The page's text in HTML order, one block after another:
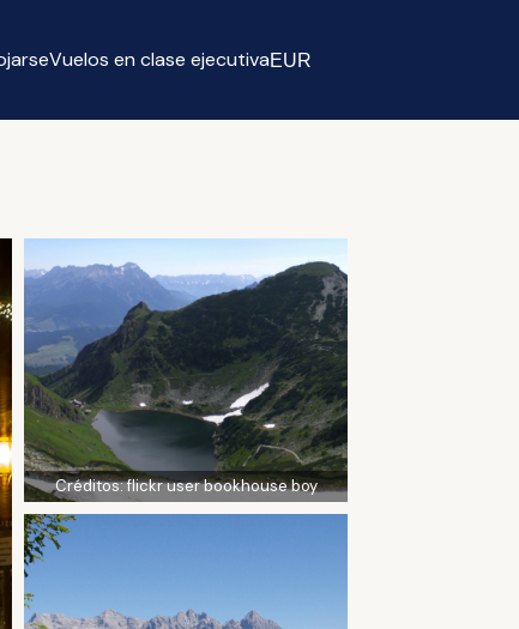
Vuelos en clase ejecutivaEUR
Créditos:flickr user bookhouse boy